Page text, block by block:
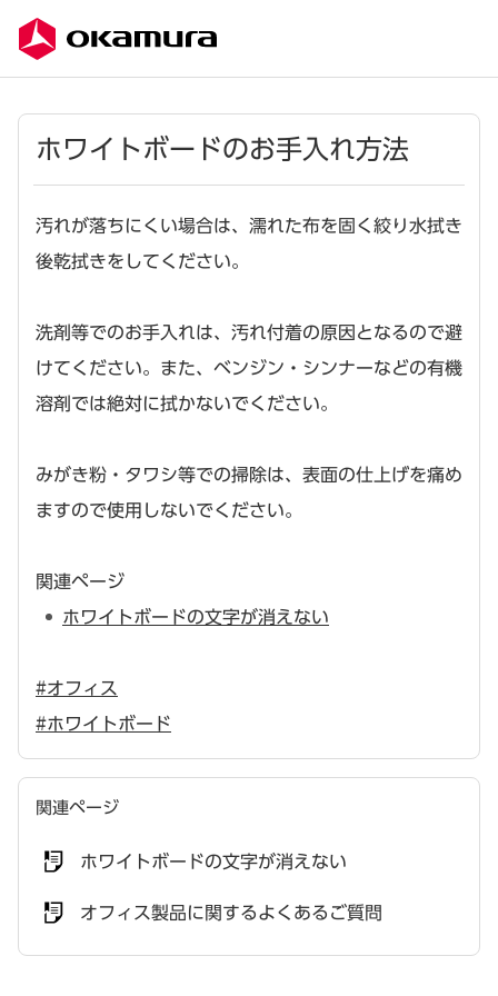
ホワイトボードのお手入れ方法
汚れが落ちにくい場合は、濡れた布を固く絞り水拭き
後乾拭きをしてください。
洗剤等でのお手入れは、汚れ付着の原因となるので避
けてください。また、ベンジン・シンナーなどの有機
溶剤では絶対に拭かないでください。
みがき粉・タワシ等での掃除は、表面の仕上げを痛め
ますので使用しないでください。
関連ページ
ホワイトボードの文字が消えない
#オフィス
#ホワイトボード
関連ページ
ホワイトボードの文字が消えない
オフィス製品に関するよくあるご質問